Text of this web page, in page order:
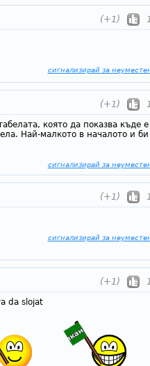
(+1) 1
сигнализирай за
(+1) 1
която да показва къде
Най-малкото в началото и би
сигнализирай за
(+1) 1
сигнализирай за
(+1) 1
da slojat